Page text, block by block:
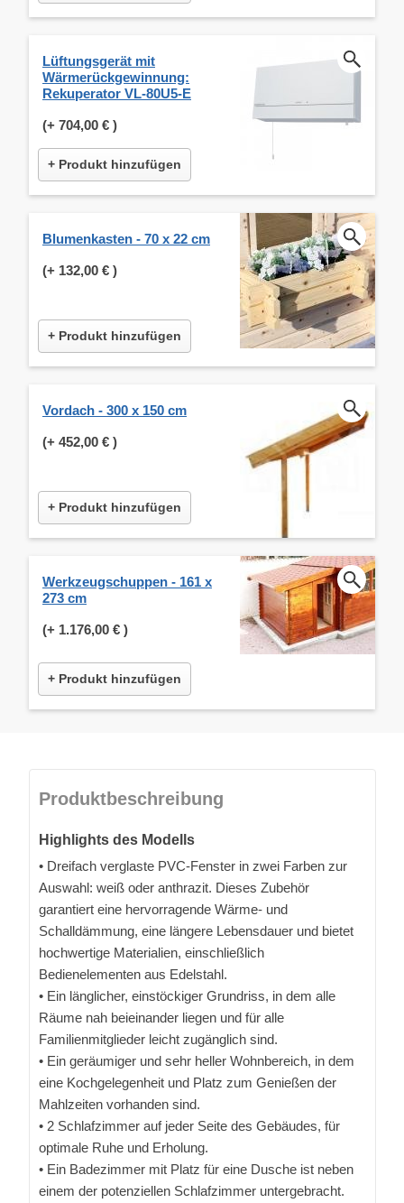
Lüftungsgerät mit
Wärmerückgewinnung:
Rekuperator VL-80U5-E
(+ 704,00 € )
+ Produkt hinzufügen
Blumenkasten - 70 x 22 cm
(+ 132,00 € )
+ Produkt hinzufügen
Vordach - 300 x 150 cm
(+ 452,00 € )
+ Produkt hinzufügen
Werkzeugschuppen - 161 x
273 cm
(+ 1.176,00 € )
+ Produkt hinzufügen
Produktbeschreibung
Highlights des Modells
• Dreifach verglaste PVC-Fenster in zwei Farben zur
Auswahl: weiß oder anthrazit. Dieses Zubehör
garantiert eine hervorragende Wärme- und
Schalldämmung, eine längere Lebensdauer und bietet
hochwertige Materialien, einschließlich
Bedienelementen aus Edelstahl.
• Ein länglicher, einstöckiger Grundriss, in dem alle
Räume nah beieinander liegen und für alle
Familienmitglieder leicht zugänglich sind.
• Ein geräumiger und sehr heller Wohnbereich, in dem
eine Kochgelegenheit und Platz zum Genießen der
Mahlzeiten vorhanden sind.
• 2 Schlafzimmer auf jeder Seite des Gebäudes, für
optimale Ruhe und Erholung.
• Ein Badezimmer mit Platz für eine Dusche ist neben
einem der potenziellen Schlafzimmer untergebracht.